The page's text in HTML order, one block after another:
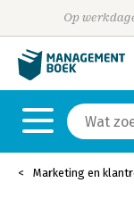
Op
Marketing en